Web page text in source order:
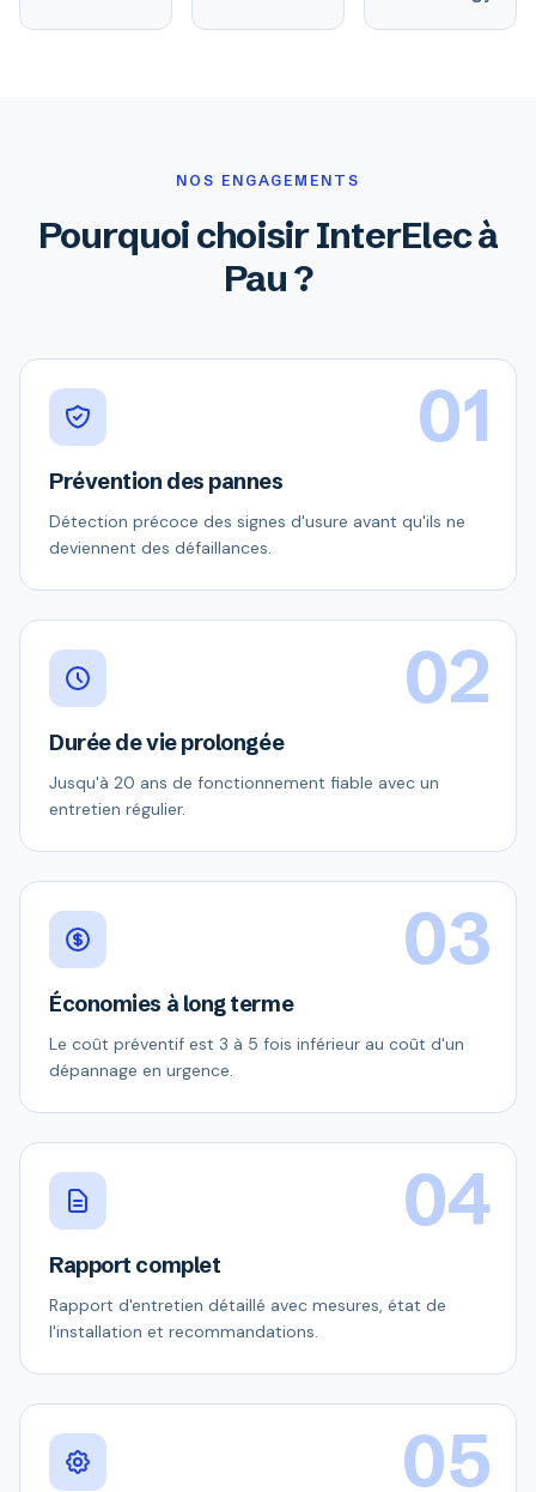
NOS ENGAGEMENTS
Pourquoi choisir InterElec à
Pau ?
01
Prévention des pannes
Détection précoce des signes d'usure avant qu'ils ne
deviennent des défaillances.
02
Durée de vie prolongée
Jusqu'à 20 ans de fonctionnement fiable avec un
entretien régulier.
03
Économies à long terme
Le coût préventif est 3 à 5 fois inférieur au coût d'un
dépannage en urgence.
04
Rapport complet
Rapport d'entretien détaillé avec mesures, état de
l'installation et recommandations.
05